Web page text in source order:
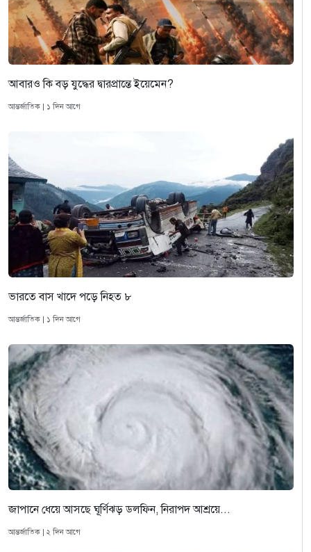
আবারও কি বড় যুদ্ধের দ্বারপ্রান্তে ইয়েমেন?
আন্তর্জাতিক | ১ দিন আগে
ভারতে বাস খাদে পড়ে নিহত ৮
আন্তর্জাতিক | ১ দিন আগে
জাপানে ধেয়ে আসছে ঘূর্ণিঝড় ডলফিন, নিরাপদ আশ্রয়ে...
আন্তর্জাতিক | ২ দিন আগে